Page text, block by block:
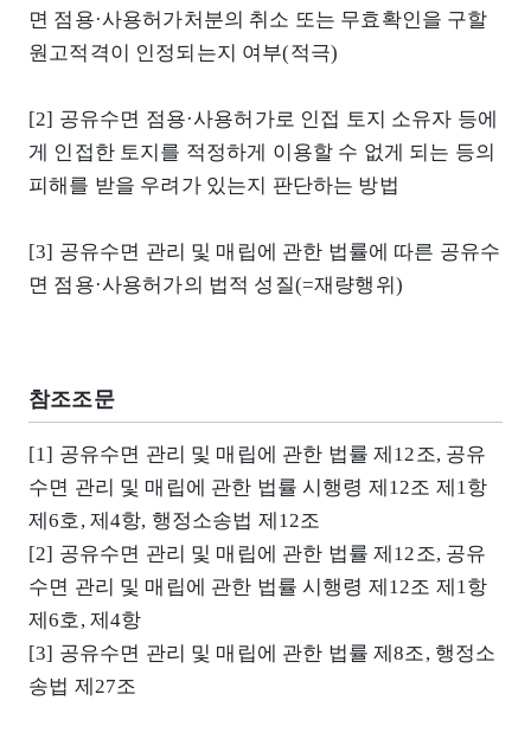
면 점용·사용허가처분의 취소 또는 무효확인을 구할
원고적격이 인정되는지 여부(적극)
[2] 공유수면 점용·사용허가로 인접 토지 소유자 등에
게 인접한 토지를 적정하게 이용할 수 없게 되는 등의
피해를 받을 우려가 있는지 판단하는 방법
[3] 공유수면 관리 및 매립에 관한 법률에 따른 공유수
면 점용·사용허가의 법적 성질(=재량행위)
참조조문
[1] 공유수면 관리 및 매립에 관한 법률 제12조, 공유
수면 관리 및 매립에 관한 법률 시행령 제12조 제1항
제6호, 제4항, 행정소송법 제12조
[2] 공유수면 관리 및 매립에 관한 법률 제12조, 공유
수면 관리 및 매립에 관한 법률 시행령 제12조 제1항
제6호, 제4항
[3] 공유수면 관리 및 매립에 관한 법률 제8조, 행정소
송법 제27조